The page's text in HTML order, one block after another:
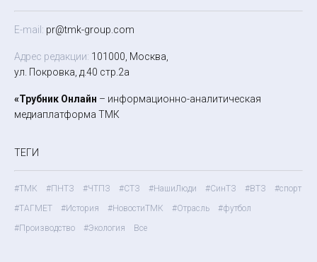
E-mail: pr@tmk-group.com
Адрес редакции: 101000, Москва,
ул. Покровка, д.40 стр.2а
«Трубник Онлайн – информационно-аналитическая
медиаплатформа ТМК
ТЕГИ
#ТМК #ПНТЗ #ЧТПЗ #СТЗ #НашиЛюди #СинТЗ #ВТЗ
#спорт
#ТАГМЕТ
#История #НовостиТМК #Отрасль
#футбол
#Производство
#Экология Все